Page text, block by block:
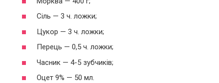
Сіль — 3 ч. ложки;
Цукор — 3 ч. ложки;
Перець — 0,5 ч. ложки;
Часник — 4-5 зубчиків;
Оцет 9% — 50 мл.